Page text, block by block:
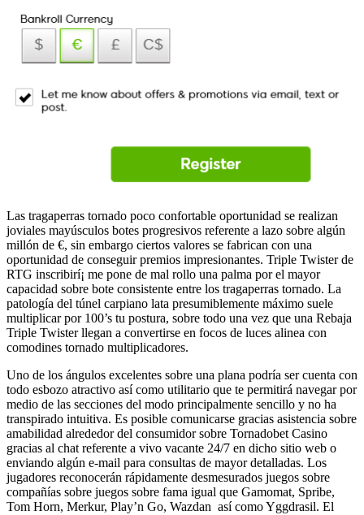
Las tragaperras tornado poco confortable oportunidad se realizan
joviales mayúsculos botes progresivos referente a lazo sobre algún
millón de €, sin embargo ciertos valores se fabrican con una
oportunidad de conseguir premios impresionantes. Triple Twister de
RTG inscribirí¡ me pone de mal rollo una palma por el mayor
capacidad sobre bote consistente entre los tragaperras tornado. La
patologí­a del túnel carpiano lata presumiblemente máximo suele
multiplicar por 100’s tu postura, sobre todo una vez que una Rebaja
Triple Twister llegan a convertirse en focos de luces alinea con
comodines tornado multiplicadores.
Uno de los ángulos excelentes sobre una plana podrí­a ser cuenta con
todo esbozo atractivo así­ como utilitario que te permitirá navegar por
medio de las secciones del modo principalmente sencillo y no ha
transpirado intuitiva. Es posible comunicarse gracias asistencia sobre
amabilidad alrededor del consumidor sobre Tornadobet Casino
gracias al chat referente a vivo vacante 24/7 en dicho sitio web o
enviando algún e-mail para consultas de mayor detalladas. Los
jugadores reconocerán rápidamente desmesurados juegos sobre
compañías sobre juegos sobre fama igual que Gamomat, Spribe,
Tom Horn, Merkur, Play’n Go, Wazdan así­ como Yggdrasil. El